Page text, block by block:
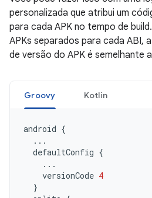
personalizada que atribui um
para cada APK no tempo de
APKs separados para cada ABI,
de versão do APK é semelhante
Groovy Kotlin
android {
...
defaultConfig {
...
versionCode 4
}